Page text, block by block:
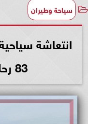
سياحة وطيران
انتعاشة
83 رحلة طيران دولية